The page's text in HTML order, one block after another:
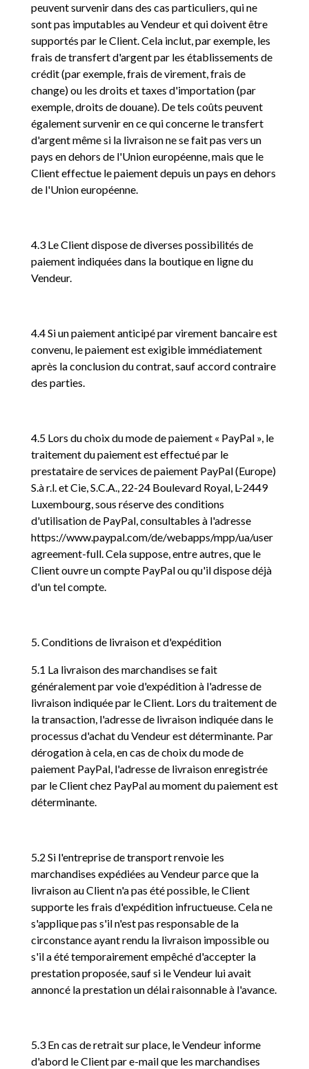
peuvent survenir dans des cas particuliers, qui ne
sont pas imputables au Vendeur et qui doivent être
supportés par le Client. Cela inclut, par exemple, les
frais de transfert d'argent par les établissements de
crédit (par exemple, frais de virement, frais de
change) ou les droits et taxes d'importation (par
exemple, droits de douane). De tels coûts peuvent
également survenir en ce qui concerne le transfert
d'argent même si la livraison ne se fait pas vers un
pays en dehors de l'Union européenne, mais que le
Client effectue le paiement depuis un pays en dehors
de l'Union européenne.
4.3 Le Client dispose de diverses possibilités de
paiement indiquées dans la boutique en ligne du
Vendeur.
4.4 Si un paiement anticipé par virement bancaire est
convenu, le paiement est exigible immédiatement
après la conclusion du contrat, sauf accord contraire
des parties.
4.5 Lors du choix du mode de paiement « PayPal », le
traitement du paiement est effectué par le
prestataire de services de paiement PayPal (Europe)
S.à r.l. et Cie, S.C.A., 22-24 Boulevard Royal, L-2449
Luxembourg, sous réserve des conditions
d'utilisation de PayPal, consultables à l'adresse
https://www.paypal.com/de/webapps/mpp/ua/user
agreement-full. Cela suppose, entre autres, que le
Client ouvre un compte PayPal ou qu'il dispose déjà
d'un tel compte.
5. Conditions de livraison et d'expédition
5.1 La livraison des marchandises se fait
généralement par voie d'expédition à l'adresse de
livraison indiquée par le Client. Lors du traitement de
la transaction, l'adresse de livraison indiquée dans le
processus d'achat du Vendeur est déterminante. Par
dérogation à cela, en cas de choix du mode de
paiement PayPal, l'adresse de livraison enregistrée
par le Client chez PayPal au moment du paiement est
déterminante.
5.2 Si l'entreprise de transport renvoie les
marchandises expédiées au Vendeur parce que la
livraison au Client n'a pas été possible, le Client
supporte les frais d'expédition infructueuse. Cela ne
s'applique pas s'il n'est pas responsable de la
circonstance ayant rendu la livraison impossible ou
s'il a été temporairement empêché d'accepter la
prestation proposée, sauf si le Vendeur lui avait
annoncé la prestation un délai raisonnable à l'avance.
5.3 En cas de retrait sur place, le Vendeur informe
d'abord le Client par e-mail que les marchandises